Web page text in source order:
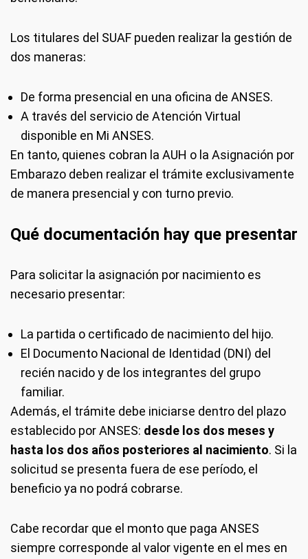
Los titulares del SUAF pueden realizar la gestión de
dos maneras:
De forma presencial en una oficina de ANSES.
A través del servicio de Atención Virtual
disponible en Mi ANSES.
En tanto, quienes cobran la AUH o la Asignación por
Embarazo deben realizar el trámite exclusivamente
de manera presencial y con turno previo.
Qué documentación hay que presentar
Para solicitar la asignación por nacimiento es
necesario presentar:
La partida o certificado de nacimiento del hijo.
El Documento Nacional de Identidad (DNI) del
recién nacido y de los integrantes del grupo
familiar.
Además, el trámite debe iniciarse dentro del plazo
establecido por ANSES: desde los dos meses y
hasta los dos años posteriores al nacimiento. Si la
solicitud se presenta fuera de ese período, el
beneficio ya no podrá cobrarse.
Cabe recordar que el monto que paga ANSES
siempre corresponde al valor vigente en el mes en